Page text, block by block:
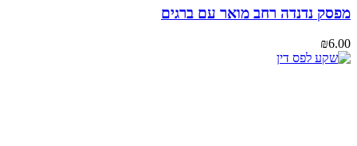
נדנדה רחב מואר עם ברגים
₪